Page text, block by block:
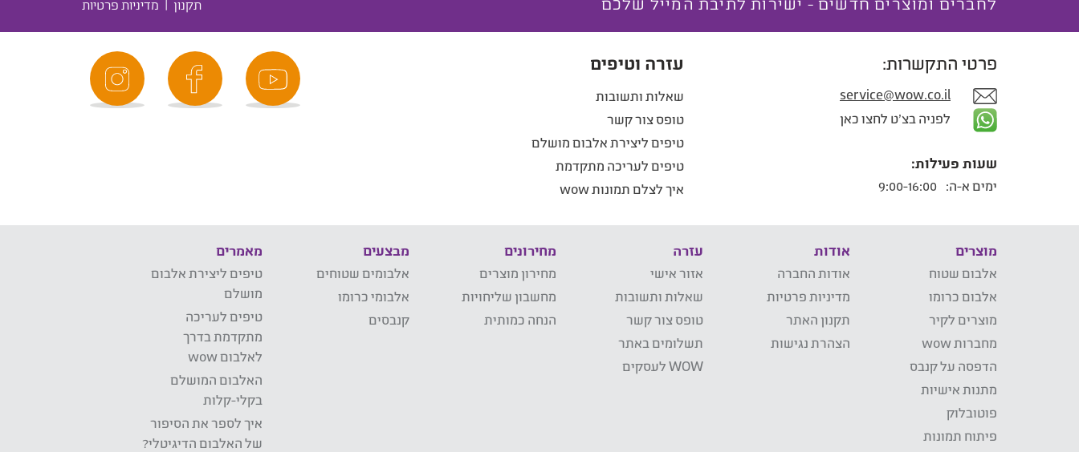
תקנון | מדיניות פרטיות
פרטי התקשרות:
service@wow.co.il
לפניה בצ'ט לחצו כאן
שעות פעילות:
ימים א-ה:
עזרה וטיפים
שאלות ותשובות
טופס צור קשר
טיפים ליצירת אלבום מושלם
טיפים לעריכה מתקדמת
איך לצלם תמונות wow
מוצרים
אלבום שטוח
אלבום כרומו
מוצרים לקיר
מחברות wow
הדפסה על קנבס
מתנות אישיות
פוטובלוק
פיתוח תמונות
אודות
אודות החברה
מדיניות פרטיות
תקנון האתר
הצהרת נגישות
עזרה
אזור אישי
שאלות ותשובות
טופס צור קשר
תשלומים באתר
WOW לעסקים
מחירונים
מחירון מוצרים
מחשבון שליחויות
הנחה כמותית
מבצעים
אלבומים שטוחים
אלבומי כרומו
קנבסים
מאמרים
טיפים ליצירת אלבום
מושלם
טיפים לעריכה
מתקדמת בדרך
לאלבום wow
האלבום המושלם
בקלי-קלות
איך לספר את הסיפור
של האלבום הדיגיטלי?